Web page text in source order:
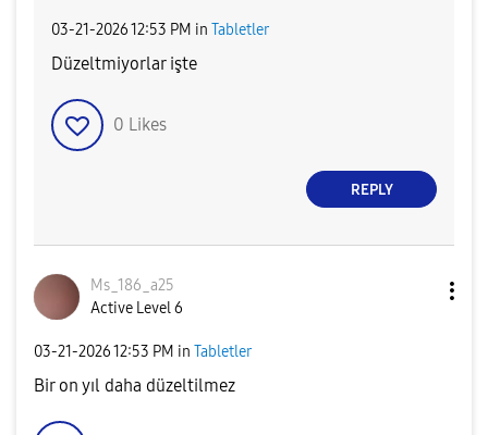
‎03-21-202612:53 PM in Tabletler
Düzeltmiyorlar işte
0 Likes
REPLY
Ms_186_a25
Active Level 6
‎03-21-202612:53 PM in Tabletler
Bir on yıl daha düzeltilmez